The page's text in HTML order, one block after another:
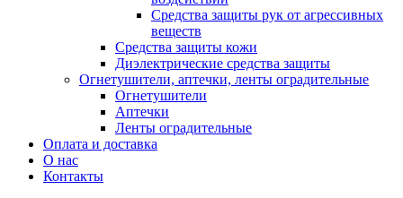
Средства защиты рук от агрессивных
веществ
Средства защиты кожи
Диэлектрические средства защиты
Огнетушители, аптечки, ленты оградительные
Огнетушители
Аптечки
Ленты оградительные
Оплата и доставка
О нас
Контакты